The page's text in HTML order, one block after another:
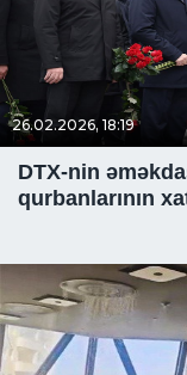
26.02.2026, 18:19
DTX-nin
qurbanlarının